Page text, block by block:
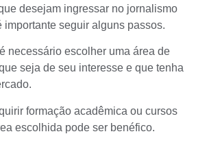
desejam ingressar no jornalismo
importante seguir alguns passos.
necessário escolher uma área de
seja de seu interesse e que tenha
formação acadêmica ou cursos
escolhida pode ser benéfico.